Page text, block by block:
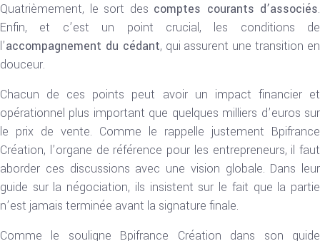
Quatrièmement, le sort des comptes courants d’associés.
Enfin, et c’est un point crucial, les conditions de
l’accompagnement du cédant, qui assurent une transition en
douceur.
Chacun de ces points peut avoir un impact financier et
opérationnel plus important que quelques milliers d’euros sur
le prix de vente. Comme le rappelle justement Bpifrance
Création, l’organe de référence pour les entrepreneurs, il faut
aborder ces discussions avec une vision globale. Dans leur
guide sur la négociation, ils insistent sur le fait que la partie
n’est jamais terminée avant la signature finale.
Comme le souligne Bpifrance Création dans son guide